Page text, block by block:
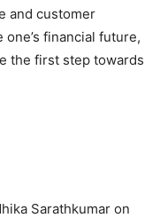
and customer
financial future,
the first step towards
Sarathkumar on